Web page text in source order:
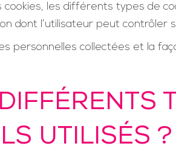
les différents types de
dont l’utilisateur peut
personnelles collectées et la
UTILISÉS ?